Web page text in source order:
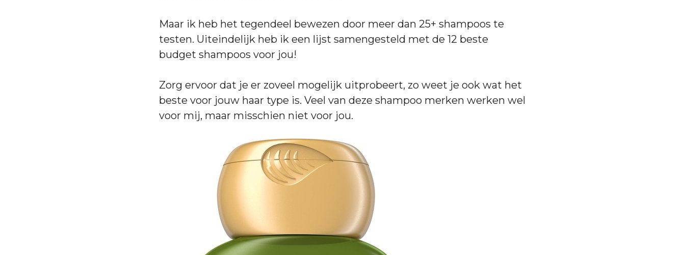
Maar ik heb het tegendeel bewezen door meer dan 25+ shampoos te
testen. Uiteindelijk heb ik een lijst samengesteld met de 12 beste
budget shampoos voor jou!
Zorg ervoor dat je er zoveel mogelijk uitprobeert, zo weet je ook wat het
beste voor jouw haar type is. Veel van deze shampoo merken werken wel
voor mij, maar misschien niet voor jou.